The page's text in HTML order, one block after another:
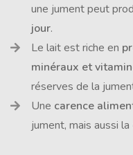
une jument peut
jour.
Le lait est riche en
minéraux et
réserves de la
Une carence
jument, mais aussi la